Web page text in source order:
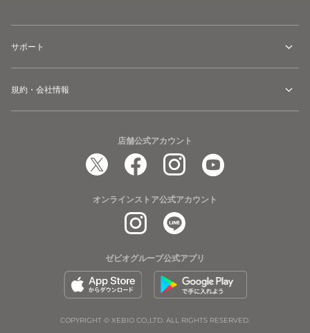
サポート
規約・会社情報
店舗公式アカウント
オンラインストア公式アカウント
ゼビオグループ公式アプリ
COPYRIGHT © XEBIO CO.,LTD. ALL RIGHTS RESERVED.